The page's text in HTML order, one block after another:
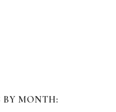
BY MONTH: